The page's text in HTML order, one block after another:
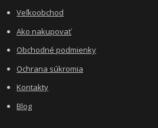
Veľkoobchod
Ako nakupovať
Obchodné podmienky
Ochrana súkromia
Kontakty
Blog